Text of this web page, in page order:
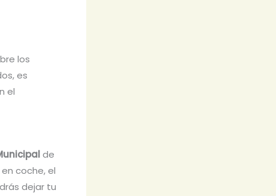
los
es
el
de
coche, el
dejar tu